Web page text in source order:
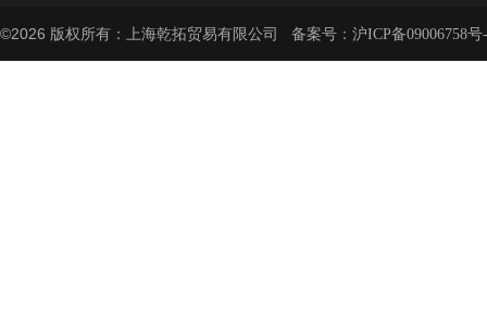
©2026 版权所有：上海乾拓贸易有限公司 备案号： 沪ICP备09006758号